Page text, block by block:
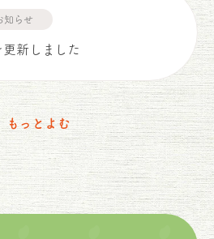
知らせ
新しました
もっとよむ